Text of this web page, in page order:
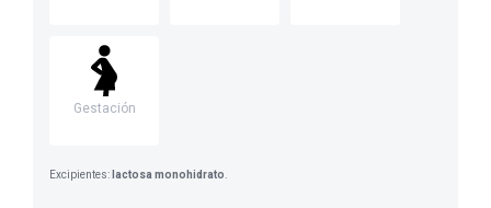
Gestación
Excipientes: lactosa monohidrato